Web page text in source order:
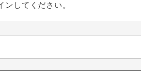
してください。